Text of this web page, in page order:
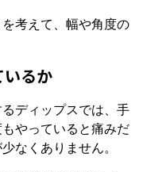
考えて、幅や角度の
るか
ディップスでは、手
やっていると痛みだ
なくありません。